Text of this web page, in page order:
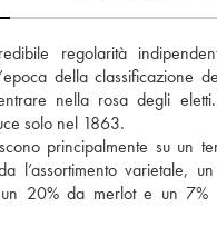
regolarità
della classificazione
nella rosa degli
solo nel 1863.
principalmente su un
l’assortimento varietale,
20% da merlot e un 7%